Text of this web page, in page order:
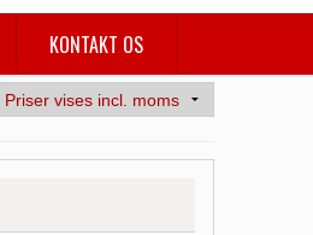
KONTAKT OS